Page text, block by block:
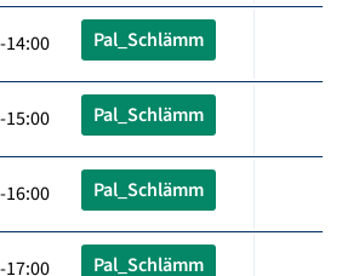
Pal_Schlämm
Pal_Schlämm
Pal_Schlämm
Pal_Schlämm